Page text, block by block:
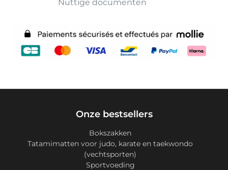
Nuttige documenten
Onze bestsellers
Bokszakken
Tatamimatten voor judo, karate en taekwondo
(vechtsporten)
Sportvoeding